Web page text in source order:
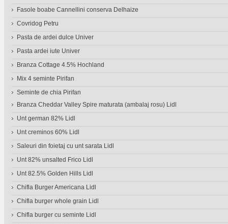
Fasole boabe Cannellini conserva Delhaize
Covridog Petru
Pasta de ardei dulce Univer
Pasta ardei iute Univer
Branza Cottage 4.5% Hochland
Mix 4 seminte Pirifan
Seminte de chia Pirifan
Branza Cheddar Valley Spire maturata (ambalaj rosu) Lidl
Unt german 82% Lidl
Unt creminos 60% Lidl
Saleuri din foietaj cu unt sarata Lidl
Unt 82% unsalted Frico Lidl
Unt 82.5% Golden Hills Lidl
Chifla Burger Americana Lidl
Chifla burger whole grain Lidl
Chifla burger cu seminte Lidl